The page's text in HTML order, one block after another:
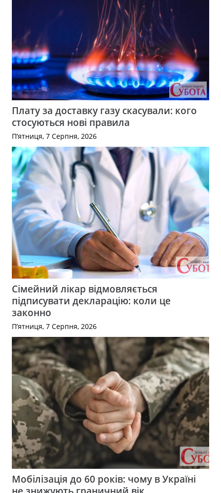
Плату за доставку газу скасували: кого
стосуються нові правила
П’ятниця, 7 Серпня, 2026
Сімейний лікар відмовляється
підписувати декларацію: коли це
законно
П’ятниця, 7 Серпня, 2026
Мобілізація до 60 років: чому в Україні